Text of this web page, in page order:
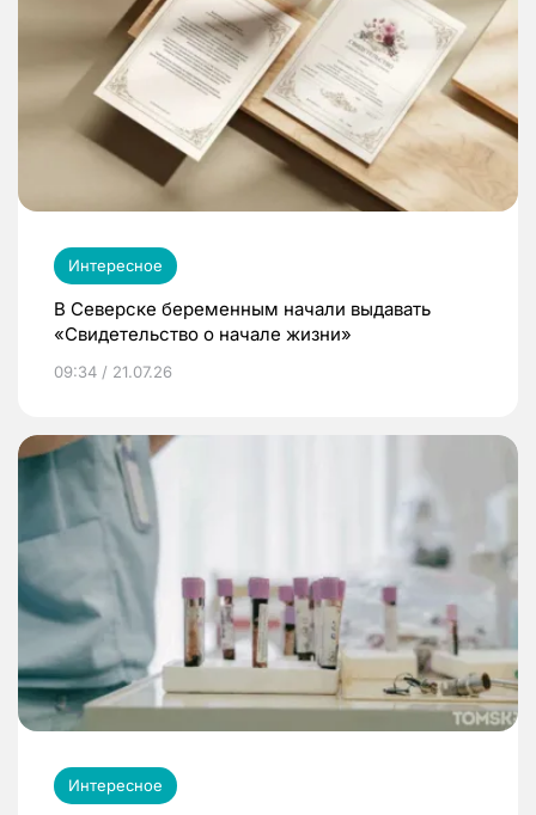
Интересное
В Северске беременным начали выдавать
«Свидетельство о начале жизни»
09:34 / 21.07.26
Интересное